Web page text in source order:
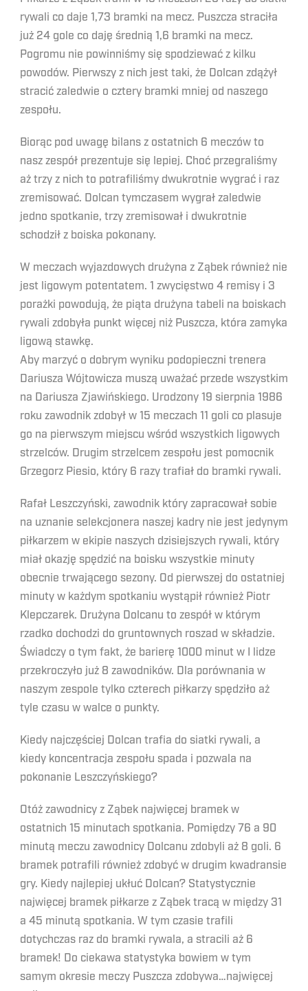
rywali co daje 1,73 bramki na mecz. Puszcza straciła
już 24 gole co daję średnią 1,6 bramki na mecz.
Pogromu nie powinniśmy się spodziewać z kilku
powodów. Pierwszy z nich jest taki, że Dolcan zdążył
stracić zaledwie o cztery bramki mniej od naszego
zespołu.
Biorąc pod uwagę bilans z ostatnich 6 meczów to
nasz zespół prezentuje się lepiej. Choć przegraliśmy
aż trzy z nich to potrafiliśmy dwukrotnie wygrać i raz
zremisować. Dolcan tymczasem wygrał zaledwie
jedno spotkanie, trzy zremisował i dwukrotnie
schodził z boiska pokonany.
W meczach wyjazdowych drużyna z Ząbek również nie
jest ligowym potentatem. 1 zwycięstwo 4 remisy i 3
porażki powodują, że piąta drużyna tabeli na boiskach
rywali zdobyła punkt więcej niż Puszcza, która zamyka
ligową stawkę.
Aby marzyć o dobrym wyniku podopieczni trenera
Dariusza Wójtowicza muszą uważać przede wszystkim
na Dariusza Zjawińskiego. Urodzony 19 sierpnia 1986
roku zawodnik zdobył w 15 meczach 11 goli co plasuje
go na pierwszym miejscu wśród wszystkich ligowych
strzelców. Drugim strzelcem zespołu jest pomocnik
Grzegorz Piesio, który 6 razy trafiał do bramki rywali.
Rafał Leszczyński, zawodnik który zapracował sobie
na uznanie selekcjonera naszej kadry nie jest jedynym
piłkarzem w ekipie naszych dzisiejszych rywali, który
miał okazję spędzić na boisku wszystkie minuty
obecnie trwającego sezony. Od pierwszej do ostatniej
minuty w każdym spotkaniu wystąpił również Piotr
Klepczarek. Drużyna Dolcanu to zespół w którym
rzadko dochodzi do gruntownych roszad w składzie.
Świadczy o tym fakt, że barierę 1000 minut w I lidze
przekroczyło już 8 zawodników. Dla porównania w
naszym zespole tylko czterech piłkarzy spędziło aż
tyle czasu w walce o punkty.
Kiedy najczęściej Dolcan trafia do siatki rywali, a
kiedy koncentracja zespołu spada i pozwala na
pokonanie Leszczyńskiego?
Otóż zawodnicy z Ząbek najwięcej bramek w
ostatnich 15 minutach spotkania. Pomiędzy 76 a 90
minutą meczu zawodnicy Dolcanu zdobyli aż 8 goli. 6
bramek potrafili również zdobyć w drugim kwadransie
gry. Kiedy najlepiej ukłuć Dolcan? Statystycznie
najwięcej bramek piłkarze z Ząbek tracą w między 31
a 45 minutą spotkania. W tym czasie trafili
dotychczas raz do bramki rywala, a stracili aż 6
bramek! Do ciekawa statystyka bowiem w tym
samym okresie meczy Puszcza zdobywa…najwięcej